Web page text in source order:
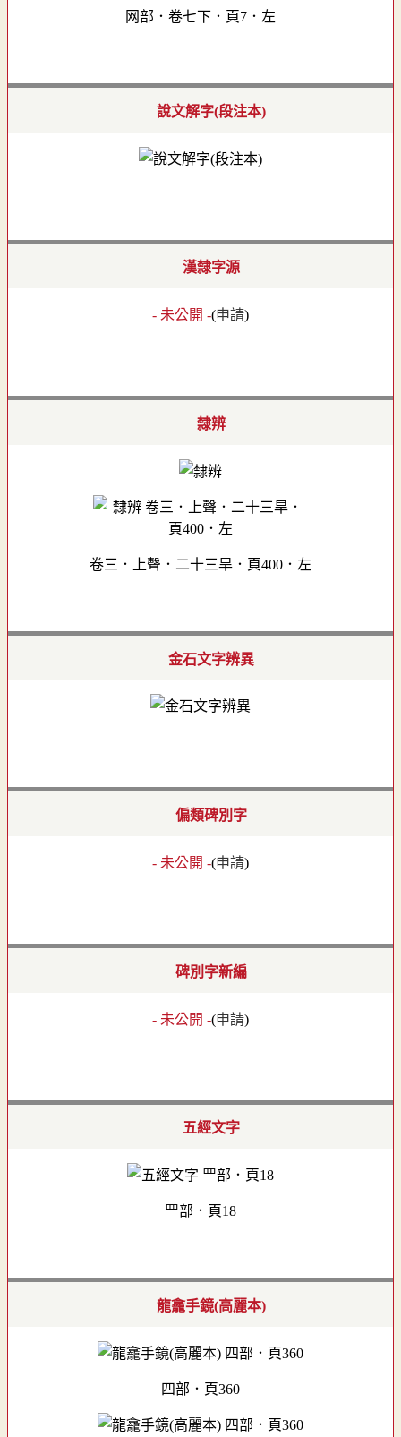
网部．卷七下．頁7．左
說文解字(段注本)
漢隸字源
- 未公開 -(申請)
隸辨
卷三．上聲．二十三旱．頁400．左
金石文字辨異
偏類碑別字
- 未公開 -(申請)
碑別字新編
- 未公開 -(申請)
五經文字
罒部．頁18
龍龕手鏡(高麗本)
四部．頁360